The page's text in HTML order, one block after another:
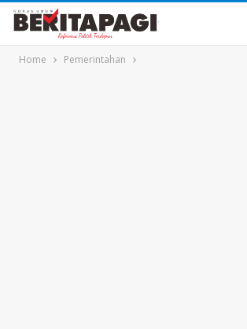
Home Pemerintahan